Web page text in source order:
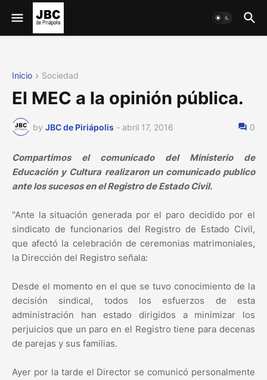
Inicio Sociedad
El MEC a la opinión pública.
by JBC de Piriápolis - abril 17, 2016 0
Compartimos el comunicado del Ministerio de
Educación y Cultura realizaron un comunicado publico
ante los sucesos en el Registro de Estado Civil.
"Ante la situación generada por el paro decidido por el
sindicato de funcionarios del Registro de Estado Civil,
que afectó la celebración de ceremonias matrimoniales,
la Dirección del Registro señala:
Desde el momento en el que se tuvo conocimiento de la
decisión sindical, todos los esfuerzos de esta
administración han estado dirigidos a minimizar los
perjuicios que un paro en el Registro tiene para decenas
de parejas y sus familias.
Ayer por la tarde el Director se comunicó personalmente